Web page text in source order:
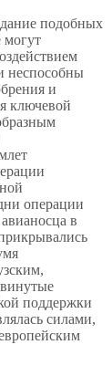
подобных
неспособны
и
ключевой
операции
в
поддержки
силами,